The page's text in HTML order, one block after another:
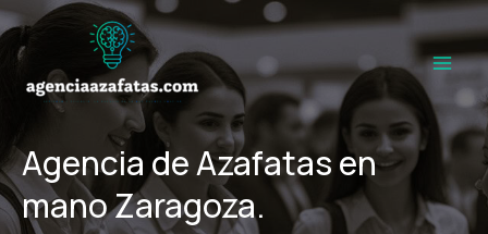
Ir
al
contenido
Main
Agencia de Azafatas en
mano Zaragoza.